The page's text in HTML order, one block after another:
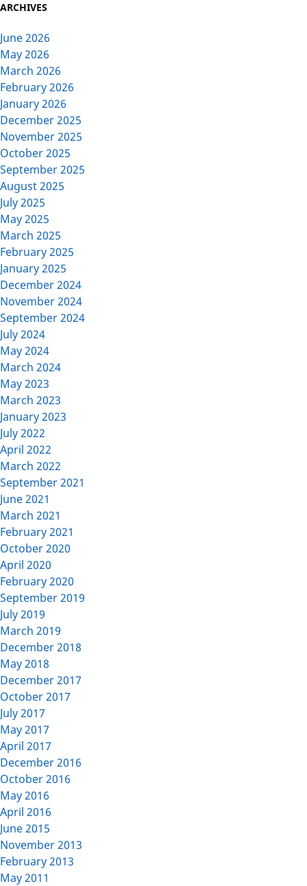
ARCHIVES
June 2026
May 2026
March 2026
February 2026
January 2026
December 2025
November 2025
October 2025
September 2025
August 2025
July 2025
May 2025
March 2025
February 2025
January 2025
December 2024
November 2024
September 2024
July 2024
May 2024
March 2024
May 2023
March 2023
January 2023
July 2022
April 2022
March 2022
September 2021
June 2021
March 2021
February 2021
October 2020
April 2020
February 2020
September 2019
July 2019
March 2019
December 2018
May 2018
December 2017
October 2017
July 2017
May 2017
April 2017
December 2016
October 2016
May 2016
April 2016
June 2015
November 2013
February 2013
May 2011